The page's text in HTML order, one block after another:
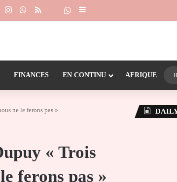
InstagramWhatsApp
RSS Dailymotion
Suivre la chaîne 24heureinfo sur
Sidebar (barre latérale)
FINANCES EN CONTINU AFRIQUE
ne le ferons pas »
« Trois
ferons pas »